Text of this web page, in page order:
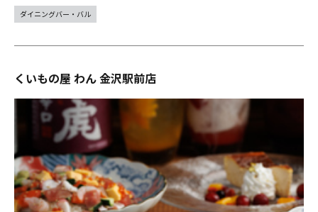
ダイニングバー・バル
くいもの屋 わん 金沢駅前店